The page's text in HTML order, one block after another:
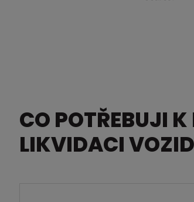
CO POTŘEBUJI
LIKVIDACI